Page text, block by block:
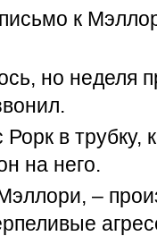
к
но неделя
в трубку,
на него.
–